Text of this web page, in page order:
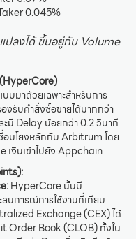
0.045%
ปลงได้ ขึ้นอยู่กับ Volume
บมาด้วยเฉพาะสำหรับการ
งรับคำสั่งซื้อขายได้มากกว่า
มี Delay น้อยกว่า 0.2 วินาที
มโยงหลักกับ Arbitrum โดย
เงินเข้าไปยัง Appchain
HyperCore นั้นมี
บการณ์การใช้งานที่เทียบ
Exchange (CEX) ได้
Order Book (CLOB) ทั้งใน